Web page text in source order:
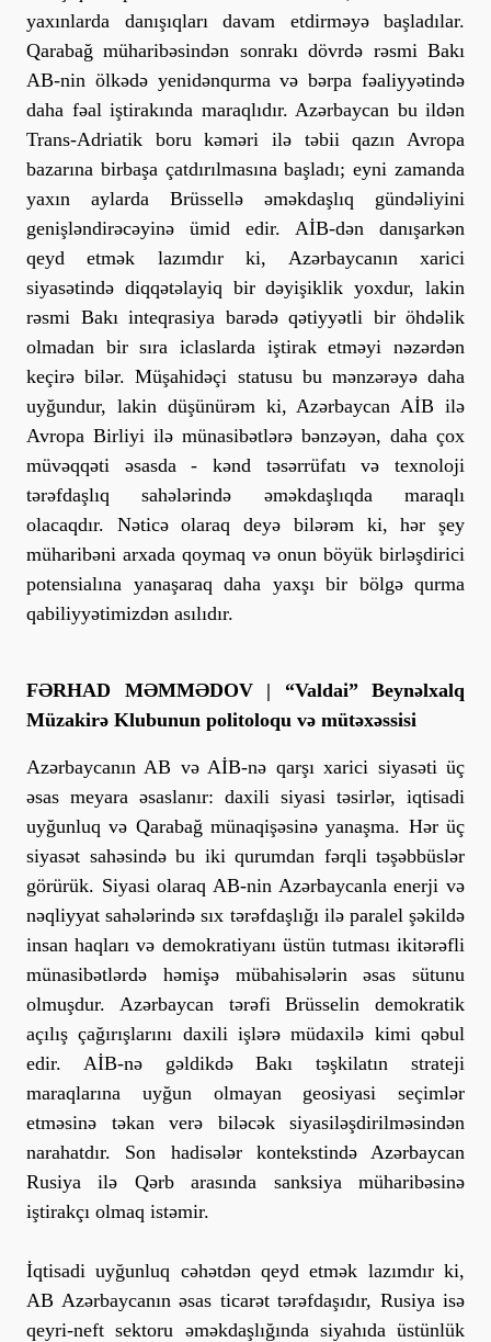
yaxınlarda danışıqları davam etdirməyə başladılar.
Qarabağ müharibəsindən sonrakı dövrdə rəsmi Bakı
AB-nin ölkədə yenidənqurma və bərpa fəaliyyətində
daha fəal iştirakında maraqlıdır. Azərbaycan bu ildən
Trans-Adriatik boru kəməri ilə təbii qazın Avropa
bazarına birbaşa çatdırılmasına başladı; eyni zamanda
yaxın aylarda Brüssellə əməkdaşlıq gündəliyini
genişləndirəcəyinə ümid edir. AİB-dən danışarkən
qeyd etmək lazımdır ki, Azərbaycanın xarici
siyasətində diqqətəlayiq bir dəyişiklik yoxdur, lakin
rəsmi Bakı inteqrasiya barədə qətiyyətli bir öhdəlik
olmadan bir sıra iclaslarda iştirak etməyi nəzərdən
keçirə bilər. Müşahidəçi statusu bu mənzərəyə daha
uyğundur, lakin düşünürəm ki, Azərbaycan AİB ilə
Avropa Birliyi ilə münasibətlərə bənzəyən, daha çox
müvəqqəti əsasda - kənd təsərrüfatı və texnoloji
tərəfdaşlıq sahələrində əməkdaşlıqda maraqlı
olacaqdır. Nəticə olaraq deyə bilərəm ki, hər şey
müharibəni arxada qoymaq və onun böyük birləşdirici
potensialına yanaşaraq daha yaxşı bir bölgə qurma
qabiliyyətimizdən asılıdır.
FƏRHAD MƏMMƏDOV | “Valdai” Beynəlxalq
Müzakirə Klubunun politoloqu və mütəxəssisi
Azərbaycanın AB və AİB-nə qarşı xarici siyasəti üç
əsas meyara əsaslanır: daxili siyasi təsirlər, iqtisadi
uyğunluq və Qarabağ münaqişəsinə yanaşma. Hər üç
siyasət sahəsində bu iki qurumdan fərqli təşəbbüslər
görürük. Siyasi olaraq AB-nin Azərbaycanla enerji və
nəqliyyat sahələrində sıx tərəfdaşlığı ilə paralel şəkildə
insan haqları və demokratiyanı üstün tutması ikitərəfli
münasibətlərdə həmişə mübahisələrin əsas sütunu
olmuşdur. Azərbaycan tərəfi Brüsselin demokratik
açılış çağırışlarını daxili işlərə müdaxilə kimi qəbul
edir. AİB-nə gəldikdə Bakı təşkilatın strateji
maraqlarına uyğun olmayan geosiyasi seçimlər
etməsinə təkan verə biləcək siyasiləşdirilməsindən
narahatdır. Son hadisələr kontekstində Azərbaycan
Rusiya ilə Qərb arasında sanksiya müharibəsinə
iştirakçı olmaq istəmir.
İqtisadi uyğunluq cəhətdən qeyd etmək lazımdır ki,
AB Azərbaycanın əsas ticarət tərəfdaşıdır, Rusiya isə
qeyri-neft sektoru əməkdaşlığında siyahıda üstünlük